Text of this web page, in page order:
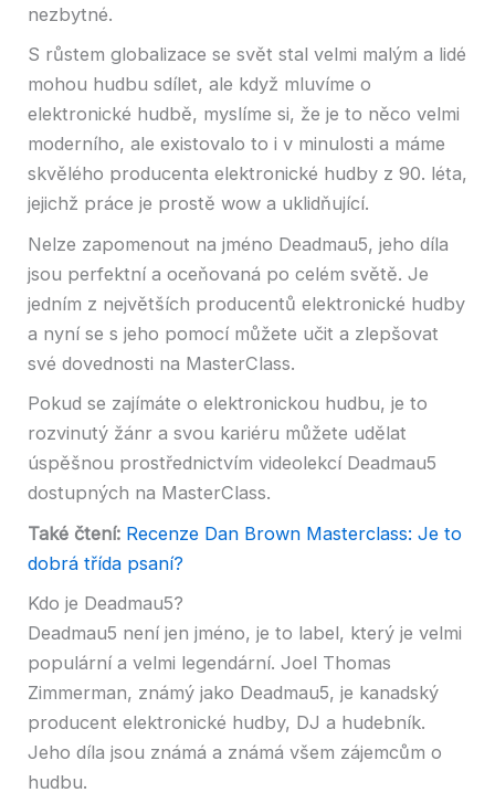
nezbytné.
S růstem globalizace se svět stal velmi malým a lidé
mohou hudbu sdílet, ale když mluvíme o
elektronické hudbě, myslíme si, že je to něco velmi
moderního, ale existovalo to i v minulosti a máme
skvělého producenta elektronické hudby z 90. léta,
jejichž práce je prostě wow a uklidňující.
Nelze zapomenout na jméno Deadmau5, jeho díla
jsou perfektní a oceňovaná po celém světě. Je
jedním z největších producentů elektronické hudby
a nyní se s jeho pomocí můžete učit a zlepšovat
své dovednosti na MasterClass.
Pokud se zajímáte o elektronickou hudbu, je to
rozvinutý žánr a svou kariéru můžete udělat
úspěšnou prostřednictvím videolekcí Deadmau5
dostupných na MasterClass.
Také čtení: Recenze Dan Brown Masterclass: Je to
dobrá třída psaní?
Kdo je Deadmau5?
Deadmau5 není jen jméno, je to label, který je velmi
populární a velmi legendární. Joel Thomas
Zimmerman, známý jako Deadmau5, je kanadský
producent elektronické hudby, DJ a hudebník.
Jeho díla jsou známá a známá všem zájemcům o
hudbu.